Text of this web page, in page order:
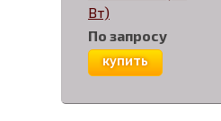
Вт)
По запросу
купить